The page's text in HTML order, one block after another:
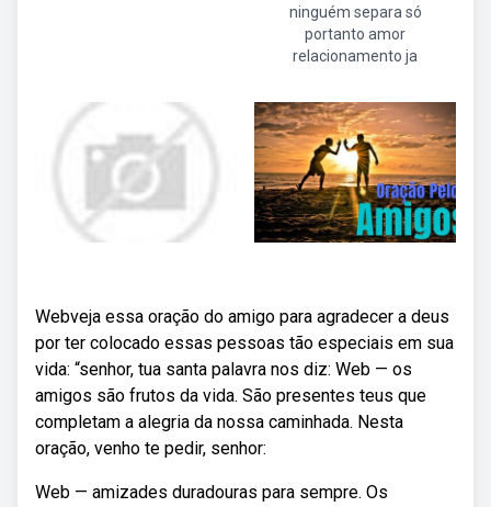
ninguém separa só
portanto amor
relacionamento ja
Webveja essa oração do amigo para agradecer a deus
por ter colocado essas pessoas tão especiais em sua
vida: “senhor, tua santa palavra nos diz: Web — os
amigos são frutos da vida. São presentes teus que
completam a alegria da nossa caminhada. Nesta
oração, venho te pedir, senhor:
Web — amizades duradouras para sempre. Os